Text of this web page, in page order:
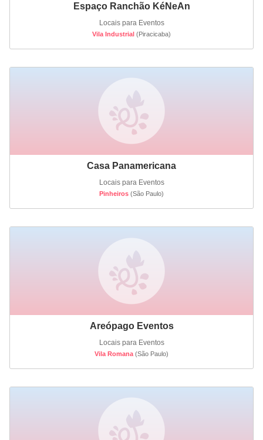
Espaço Ranchão KéNeAn
Locais para Eventos
Vila Industrial (Piracicaba)
Casa Panamericana
Locais para Eventos
Pinheiros (São Paulo)
Areópago Eventos
Locais para Eventos
Vila Romana (São Paulo)